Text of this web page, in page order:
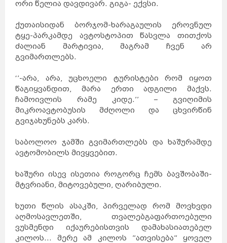
ორი წელია დავდივარ. გიგა- ექვსი.
ქუთაისიდან ბორჯომ-ხარაგაულის ეროვნულ
ტყე-პარკამდე ავტოსტოპით წასვლა თითქოს
ძალიან მარტივია, მაგრამ ჩვენ არ
გვიმართლებს.
‘’-არა, არა, უცხოელი ტურისტები რომ იყოთ
წაგიყვანდით, მარა ერთი ადგილი მაქვს.
ჩამოივლის რამე კიდე.’’ – გვიღიმის
მიკროავტობუსის მძღოლი და ცხვირწინ
გვიჯახუნებს კარს.
საბოლოო ჯამში გვიმართლებს და ხაშურამდე
ავტომობილს მივყვებით.
ხაშური ისევ ისეთია როგორც ჩემს ბავშობაში-
მტვრიანი, მიტოვებული, ღარიბული.
ხუთი წლის ასაკში, პირველად რომ მოვხვდი
აღმოსავლეთში, თვალებგაფართოებული
ვუსმენდი იქაურებისთვის დამახასიათებელ
კილოს… მერე ამ კილოს ”ათვისება” ყოველ